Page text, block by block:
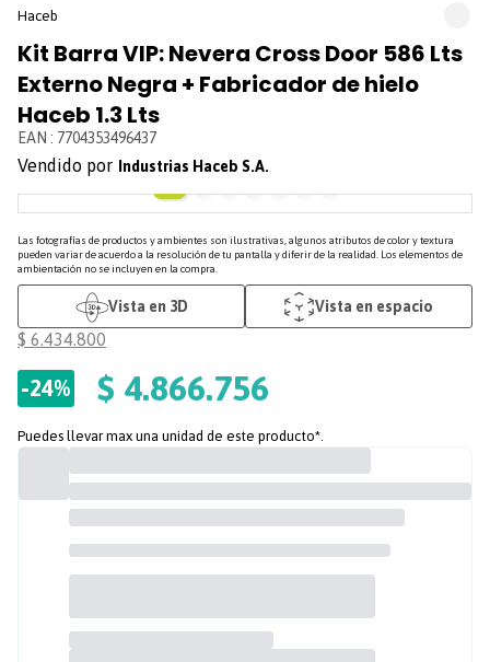
Haceb
Kit Barra VIP: Nevera Cross Door 586 Lts
Externo Negra + Fabricador de hielo
Haceb 1.3 Lts
EAN : 7704353496437
Industrias Haceb S.A.
Las fotografías de productos y ambientes son ilustrativas, algunos atributos de color y textura
pueden variar de acuerdo a la resolución de tu pantalla y diferir de la realidad. Los elementos de
ambientación no se incluyen en la compra.
Vista en 3D Vista en espacio
$ 6.434.800
-24% $ 4.866.756
Puedes llevar max una unidad de este producto*.